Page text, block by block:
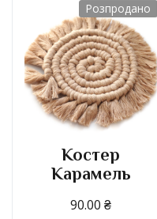
Розпродано
Костер
Карамель
90.00₴